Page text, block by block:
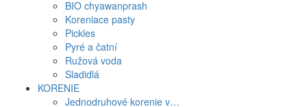
BIO chyawanprash
Koreniace pasty
Pickles
Pyré a čatní
Ružová voda
Sladidlá
KORENIE
Jednodruhové korenie v…